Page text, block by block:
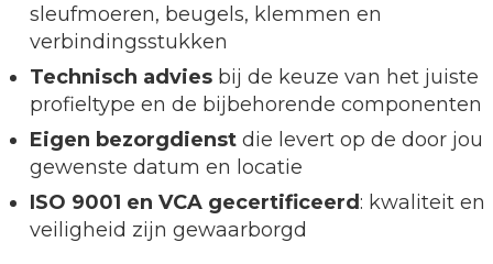
sleufmoeren, beugels, klemmen en
verbindingsstukken
Technisch advies bij de keuze van het juiste
profieltype en de bijbehorende componenten
Eigen bezorgdienst die levert op de door jou
gewenste datum en locatie
ISO 9001 en VCA gecertificeerd : kwaliteit en
veiligheid zijn gewaarborgd